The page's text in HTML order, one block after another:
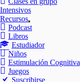
submenú
Intensivos
Recursos
Mostrar
el
Podcast
Libros
Estudiador
Niños
Estimulación Cognitiva
Juegos
Suscribirse